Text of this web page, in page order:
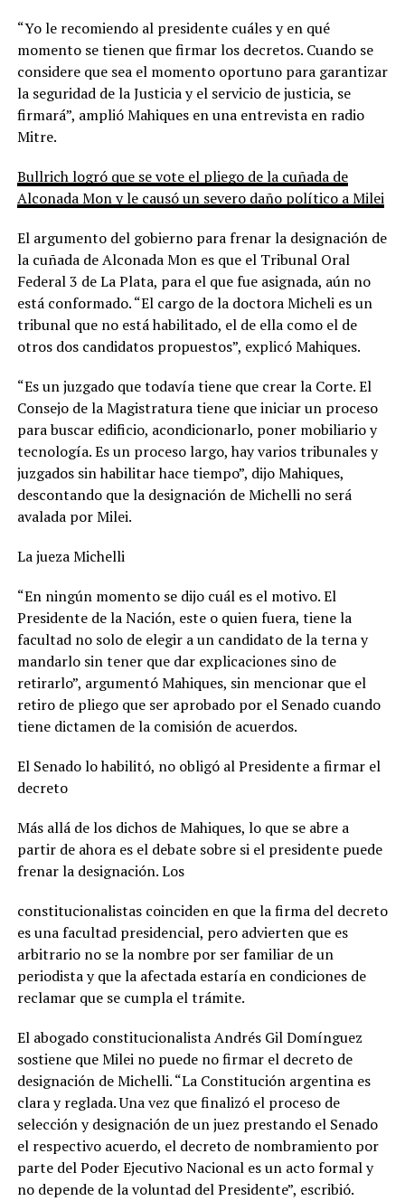
“Yo le recomiendo al presidente cuáles y en qué
momento se tienen que firmar los decretos. Cuando se
considere que sea el momento oportuno para garantizar
la seguridad de la Justicia y el servicio de justicia, se
firmará”, amplió Mahiques en una entrevista en radio
Mitre.
Bullrich logró que se vote el pliego de la cuñada de
Alconada Mon y le causó un severo daño político a Milei
El argumento del gobierno para frenar la designación de
la cuñada de Alconada Mon es que el Tribunal Oral
Federal 3 de La Plata, para el que fue asignada, aún no
está conformado. “El cargo de la doctora Micheli es un
tribunal que no está habilitado, el de ella como el de
otros dos candidatos propuestos”, explicó Mahiques.
“Es un juzgado que todavía tiene que crear la Corte. El
Consejo de la Magistratura tiene que iniciar un proceso
para buscar edificio, acondicionarlo, poner mobiliario y
tecnología. Es un proceso largo, hay varios tribunales y
juzgados sin habilitar hace tiempo”, dijo Mahiques,
descontando que la designación de Michelli no será
avalada por Milei.
La jueza Michelli
“En ningún momento se dijo cuál es el motivo. El
Presidente de la Nación, este o quien fuera, tiene la
facultad no solo de elegir a un candidato de la terna y
mandarlo sin tener que dar explicaciones sino de
retirarlo”, argumentó Mahiques, sin mencionar que el
retiro de pliego que ser aprobado por el Senado cuando
tiene dictamen de la comisión de acuerdos.
El Senado lo habilitó, no obligó al Presidente a firmar el
decreto
Más allá de los dichos de Mahiques, lo que se abre a
partir de ahora es el debate sobre si el presidente puede
frenar la designación. Los
constitucionalistas coinciden en que la firma del decreto
es una facultad presidencial, pero advierten que es
arbitrario no se la nombre por ser familiar de un
periodista y que la afectada estaría en condiciones de
reclamar que se cumpla el trámite.
El abogado constitucionalista Andrés Gil Domínguez
sostiene que Milei no puede no firmar el decreto de
designación de Michelli. “La Constitución argentina es
clara y reglada. Una vez que finalizó el proceso de
selección y designación de un juez prestando el Senado
el respectivo acuerdo, el decreto de nombramiento por
parte del Poder Ejecutivo Nacional es un acto formal y
no depende de la voluntad del Presidente”, escribió.